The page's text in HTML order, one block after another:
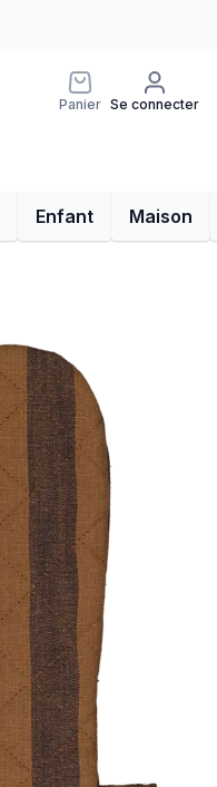
Panier Se connecter
Enfant Maison